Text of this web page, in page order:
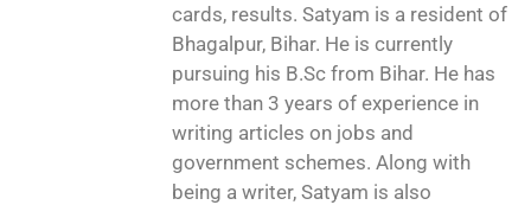
cards, results. Satyam is a resident of
Bhagalpur, Bihar. He is currently
pursuing his B.Sc from Bihar. He has
more than 3 years of experience in
writing articles on jobs and
government schemes. Along with
being a writer, Satyam is also